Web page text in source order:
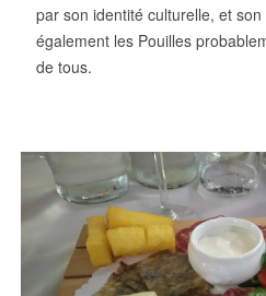
par son identité culturelle, et
également les Pouilles
de tous.